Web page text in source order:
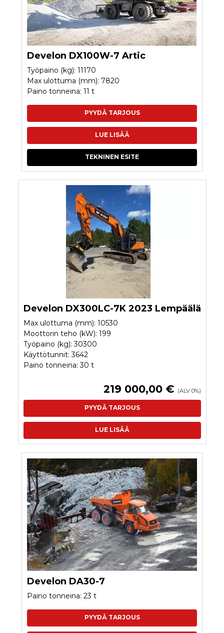
Develon DX100W-7 Artic
Työpaino (kg): 11170
Max ulottuma (mm): 7820
Paino tonneina: 11 t
PYYDÄ TARJOUS
LUE LISÄÄ
TEKNINEN ESITE
Develon DX300LC-7K 2023 Lempäälä
Max ulottuma (mm): 10530
Moottorin teho (kW): 199
Työpaino (kg): 30300
Käyttötunnit: 3642
Paino tonneina: 30 t
219 000,00 € (ALV 0%)
PYYDÄ TARJOUS
LUE LISÄÄ
Develon DA30-7
Paino tonneina: 23 t
PYYDÄ TARJOUS